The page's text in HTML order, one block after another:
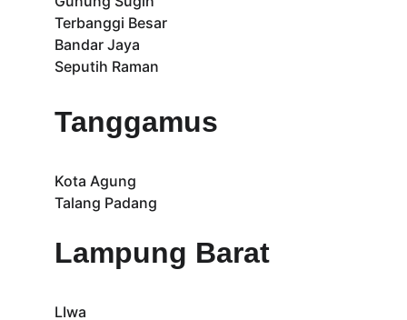
Terbanggi Besar
Bandar Jaya
Seputih Raman
Tanggamus
Kota Agung
Talang Padang
Lampung Barat
LIwa